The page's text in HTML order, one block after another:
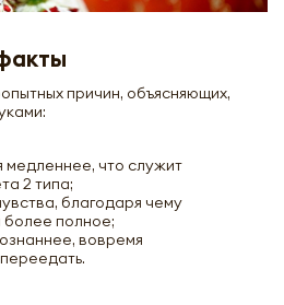
причин, объясняющих,
что служит
2 типа;
благодаря чему
более полное;
вовремя